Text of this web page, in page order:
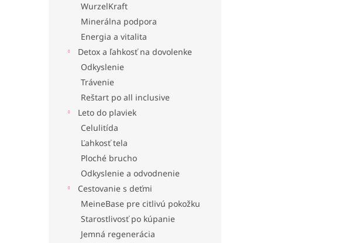
WurzelKraft
Minerálna podpora
Energia a vitalita
Detox a ľahkosť na dovolenke
Odkyslenie
Trávenie
Reštart po all inclusive
Leto do plaviek
Celulitída
Ľahkosť tela
Ploché brucho
Odkyslenie a odvodnenie
Cestovanie s deťmi
MeineBase pre citlivú pokožku
Starostlivosť po kúpanie
Jemná regenerácia